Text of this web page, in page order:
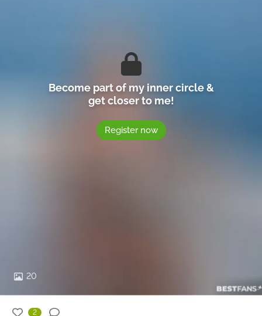
20
Become part of my inner circle &
get closer to me!
Register now
2